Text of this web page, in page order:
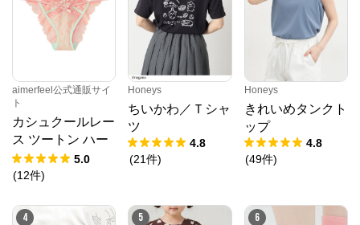
aimerfeel公式通販サイ
ト
カシュクールレー
ス ツートン ハー
フバックショーツ
5.0
(12件)
Honeys
ちいかわ／Ｔシャ
ツ
4.8
(21件)
Honeys
きれいめタンクト
ップ
4.8
(49件)
4 5 6
クロスプラス オンラインストア
公式ECサイト